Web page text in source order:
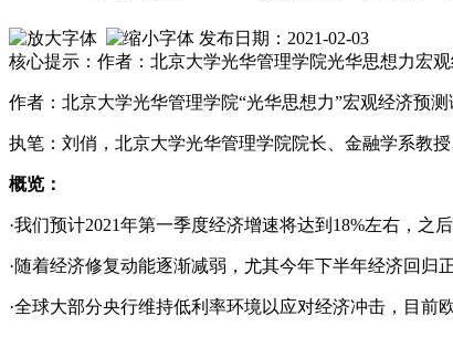
发布日期：2021-02-03
核心提示：作者：北京大学光华管理学院光华思想力宏
作者： 北京大学光华管理学院“光华思想力”宏观经济预测
执笔： 刘俏， 北京大学光华管理学院院长、金融学系教
概览：
·我们预计2021年第一季度经济增速将达到18%左右，之
·随着经济修复动能逐渐减弱，尤其今年下半年经济回归
·全球大部分央行维持低利率环境以应对经济冲击，目前